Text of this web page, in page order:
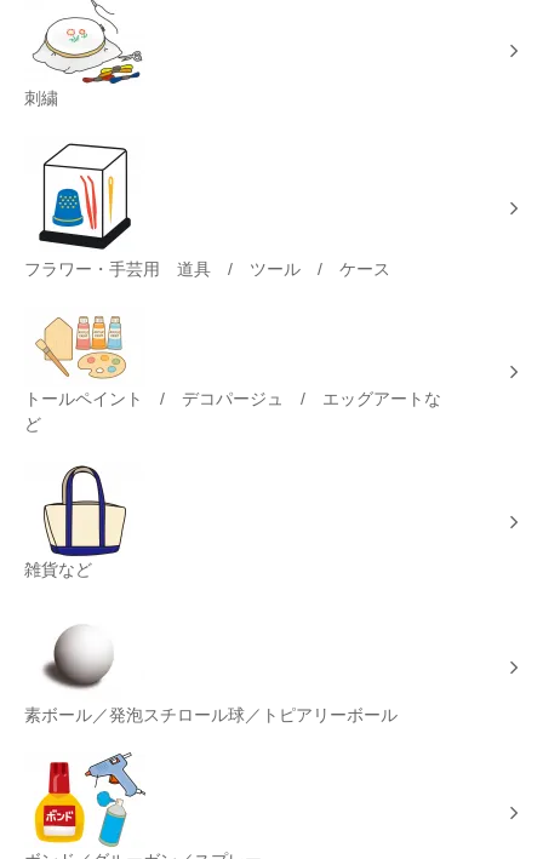
刺繍
フラワー・手芸用 道具 / ツール / ケース
トールペイント / デコパージュ / エッグアートな
ど
雑貨など
素ボール／発泡スチロール球／トピアリーボール